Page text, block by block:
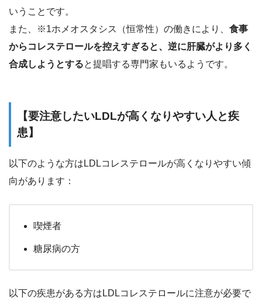
いうことです。
また、※1ホメオスタシス（恒常性）の働きにより、 食事
からコレステロールを控えすぎると、逆に肝臓がより多く
合成しようとすると提唱する専門家もいるようです。
【要注意したいLDLが高くなりやすい人と疾
患】
以下のような方はLDLコレステロールが高くなりやすい傾
向があります：
喫煙者
糖尿病の方
以下の疾患がある方はLDLコレステロールに注意が必要で